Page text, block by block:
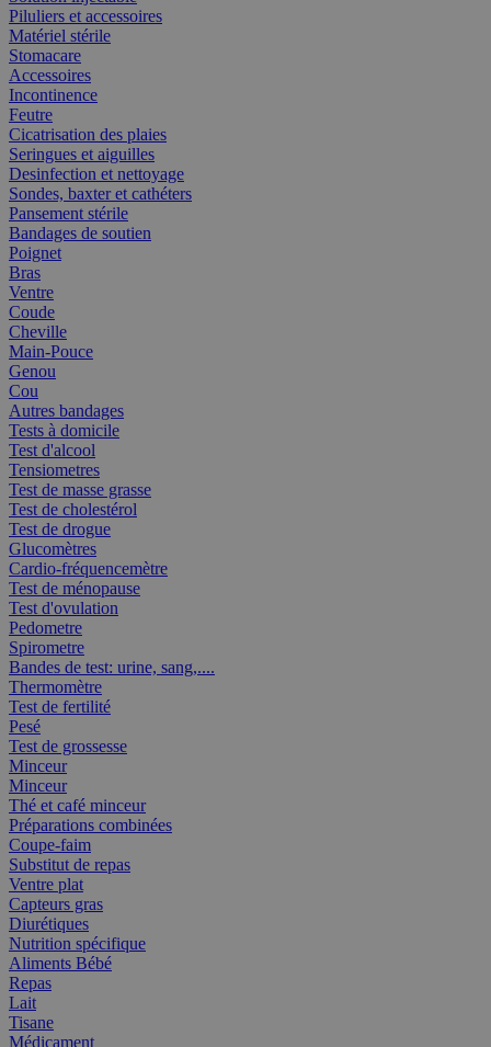
Piluliers et accessoires
Matériel stérile
Stomacare
Accessoires
Incontinence
Feutre
Cicatrisation des plaies
Seringues et aiguilles
Desinfection et nettoyage
Sondes, baxter et cathéters
Pansement stérile
Bandages de soutien
Poignet
Bras
Ventre
Coude
Cheville
Main-Pouce
Genou
Cou
Autres bandages
Tests à domicile
Test d'alcool
Tensiometres
Test de masse grasse
Test de cholestérol
Test de drogue
Glucomètres
Cardio-fréquencemètre
Test de ménopause
Test d'ovulation
Pedometre
Spirometre
Bandes de test: urine, sang,....
Thermomètre
Test de fertilité
Pesé
Test de grossesse
Minceur
Minceur
Thé et café minceur
Préparations combinées
Coupe-faim
Substitut de repas
Ventre plat
Capteurs gras
Diurétiques
Nutrition spécifique
Aliments Bébé
Repas
Lait
Tisane
Médicament